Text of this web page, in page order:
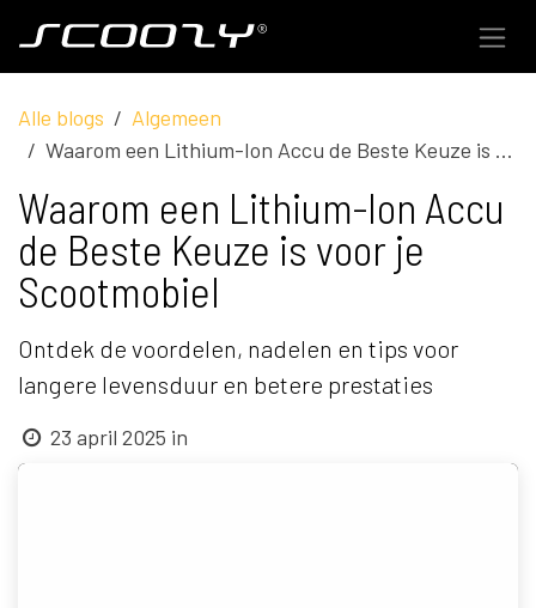
Alle blogs
Algemeen
Waarom een Lithium-Ion Accu de Beste Keuze is voor je Scootmobiel
Waarom een Lithium-Ion Accu
de Beste Keuze is voor je
Scootmobiel
Ontdek de voordelen, nadelen en tips voor
langere levensduur en betere prestaties
23 april 2025 in